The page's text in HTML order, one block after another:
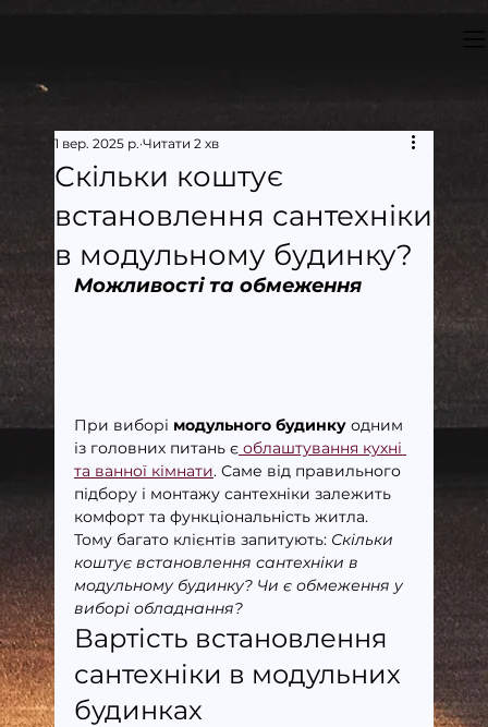
Скільки коштує
встановлення сантехніки
в модульному будинку?
1 вер. 2025 р. Читати 2 хв
Можливості та обмеження
При виборі модульного будинку одним
із головних питань є облаштування кухні
та ванної кімнати. Саме від правильного
підбору і монтажу сантехніки залежить
комфорт та функціональність житла.
Тому багато клієнтів запитують: Скільки
коштує встановлення сантехніки в
модульному будинку? Чи є обмеження у
виборі обладнання?
Вартість встановлення
сантехніки в модульних
будинках